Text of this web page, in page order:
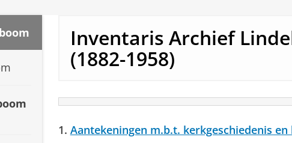
Inventaris Archief
(1882-1958)
1. Aantekeningen m.b.t. kerkgeschiedenis